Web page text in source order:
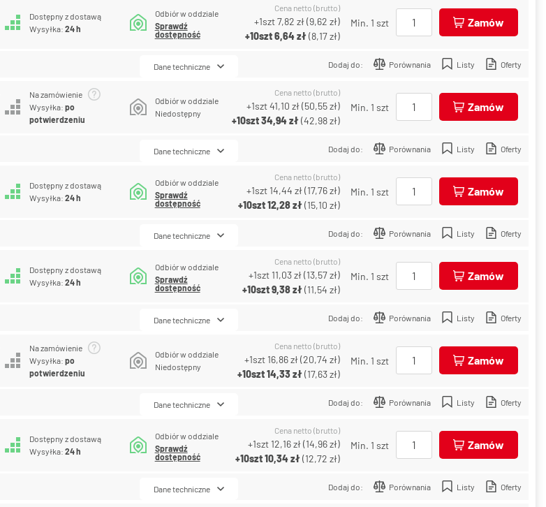
Dostępny z dostawą
Wysyłka:24 h
Odbiór w oddziale
Sprawdź
dostępność
Cena netto (brutto)
+1szt7,82 zł(9,62 zł)
+10szt6,64 zł(8,17 zł)
Min. 1 szt Zamów
Dodaj do: Porównania Listy Oferty
Dane techniczne
Na zamówienie
Wysyłka:po
potwierdzeniu
Odbiór w oddziale
Niedostępny
Cena netto (brutto)
+1szt41,10 zł(50,55 zł)
+10szt34,94 zł(42,98 zł)
Min. 1 szt Zamów
Dodaj do: Porównania Listy Oferty
Dane techniczne
Dostępny z dostawą
Wysyłka:24 h
Odbiór w oddziale
Sprawdź
dostępność
Cena netto (brutto)
+1szt 14,44 zł(17,76 zł)
+10szt12,28 zł(15,10 zł)
Min. 1 szt Zamów
Dodaj do: Porównania Listy Oferty
Dane techniczne
Dostępny z dostawą
Wysyłka:24 h
Odbiór w oddziale
Sprawdź
dostępność
Cena netto (brutto)
+1szt 11,03 zł(13,57 zł)
+10szt9,38 zł(11,54 zł)
Min. 1 szt Zamów
Dodaj do: Porównania Listy Oferty
Dane techniczne
Na zamówienie
Wysyłka:po
potwierdzeniu
Odbiór w oddziale
Niedostępny
Cena netto (brutto)
+1szt 16,86 zł(20,74 zł)
+10szt14,33 zł(17,63 zł)
Min. 1 szt Zamów
Dodaj do: Porównania Listy Oferty
Dane techniczne
Dostępny z dostawą
Wysyłka:24 h
Odbiór w oddziale
Sprawdź
dostępność
Cena netto (brutto)
+1szt 12,16 zł(14,96 zł)
+10szt10,34 zł(12,72 zł)
Min. 1 szt Zamów
Dodaj do: Porównania Listy Oferty
Dane techniczne